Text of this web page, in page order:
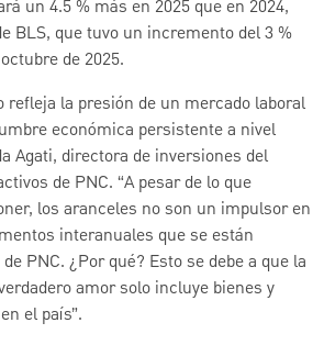
un 4.5 % más en 2025 que en 2024,
BLS, que tuvo un incremento del 3 %
de 2025.
refleja la presión de un mercado laboral
económica persistente a nivel
Agati, directora de inversiones del
de PNC. “A pesar de lo que
los aranceles no son un impulsor en
interanuales que se están
PNC. ¿Por qué? Esto se debe a que la
amor solo incluye bienes y
el país”.